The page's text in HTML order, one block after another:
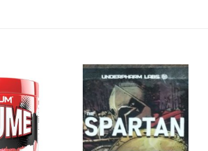
Добавить
в список
желаний
Добавить
в список
желаний